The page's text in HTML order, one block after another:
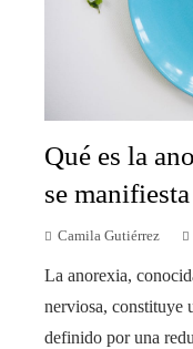
Qué es la
se
Camila Gutiérrez
La anorexia,
nerviosa, constituye
definido por una